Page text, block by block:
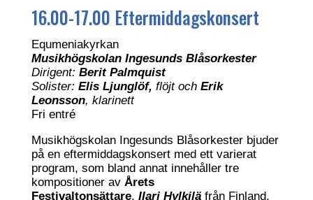
16.00-17.00 Eftermiddagskonsert
Equmeniakyrkan
Musikhögskolan Ingesunds Blåsorkester
Dirigent: Berit Palmquist
Solister: Elis Ljunglöf, flöjt och Erik
Leonsson, klarinett
Fri entré
Musikhögskolan Ingesunds Blåsorkester bjuder
på en eftermiddagskonsert med ett varierat
program, som bland annat innehåller tre
kompositioner av Årets
Festivaltonsättare, Ilari Hylkiläfrån Finland.